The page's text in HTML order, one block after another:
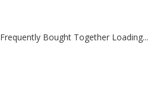
Frequently Bought Together Loading...